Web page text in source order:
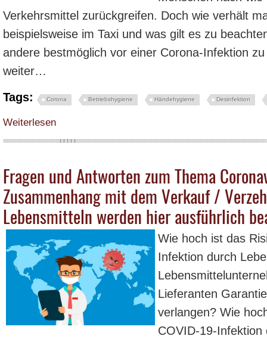
Verkehrsmittel zurückgreifen. Doch wie verhält
beispielsweise im Taxi und was gilt es zu
andere bestmöglich vor einer Corona-Infektion
weiter…
Tags:
Corona Betriebshygiene Händehygiene Desinfektion
Weiterlesen
Fragen und Antworten zum Thema
Zusammenhang mit dem Verkauf /
Lebensmitteln werden hier ausführlich
Wie hoch ist das
Infektion durch
Lieferanten
verlangen? Wie
COVID-19-Infektion